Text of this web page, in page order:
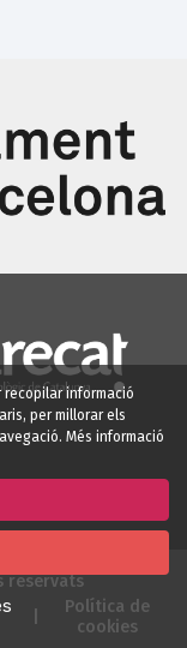
reservats
Política de
cookies
informació
per millorar els
Més informació